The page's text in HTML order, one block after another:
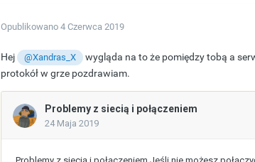
Opublikowano 4 Czerwca 2019
Hej @Xandras_X
wygląda na to że pomiędzy tobą a
protokół w grze pozdrawiam.